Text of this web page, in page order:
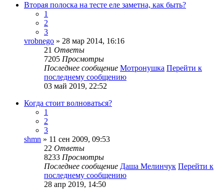
Вторая полоска на тесте еле заметна, как быть?
1
2
3
vrobnego » 28 мар 2014, 16:16
21 Ответы
7205 Просмотры
Последнее сообщение Мотронушка Перейти к
последнему сообщению
03 май 2019, 22:52
Когда стоит волноваться?
1
2
3
shmn » 11 сен 2009, 09:53
22 Ответы
8233 Просмотры
Последнее сообщение Даша Мелинчук Перейти к
последнему сообщению
28 апр 2019, 14:50